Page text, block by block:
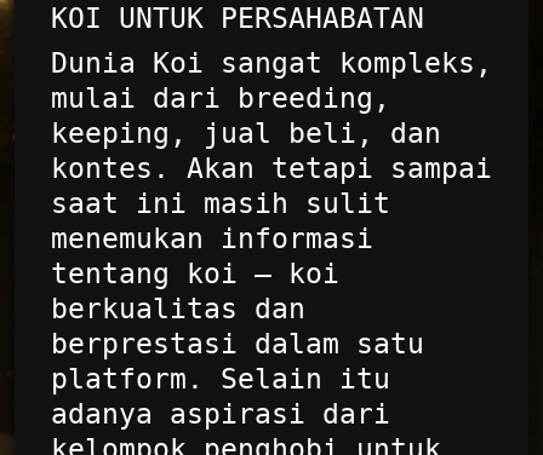
KOI UNTUK PERSAHABATAN
Dunia Koi sangat kompleks,
mulai dari breeding,
keeping, jual beli, dan
kontes. Akan tetapi sampai
saat ini masih sulit
menemukan informasi
tentang koi – koi
berkualitas dan
berprestasi dalam satu
platform. Selain itu
adanya aspirasi dari